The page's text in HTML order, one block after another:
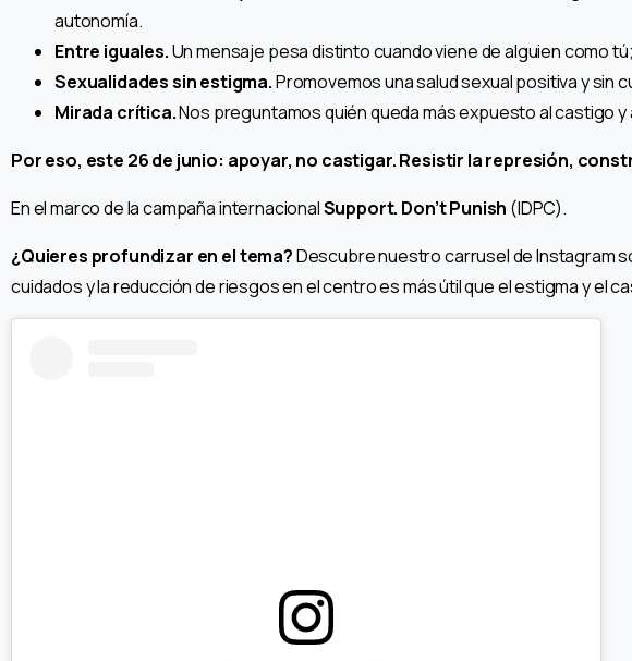
autonomía.
Entre iguales.Un mensaje pesa distinto cuando viene de alguien como
Sexualidades sin estigma.Promovemos una salud sexual positiva y sin
Mirada crítica.Nos preguntamos quién queda más expuesto al castigo
Por eso, este 26 de junio: apoyar, no castigar. Resistir la represión,
En el marco de la campaña internacionalSupport. Don’t Punish (IDPC).
¿Quieres profundizar en el tema?Descubre nuestro carrusel de Instagram
cuidados y la reducción de riesgos en el centro es más útil que el estigma y el